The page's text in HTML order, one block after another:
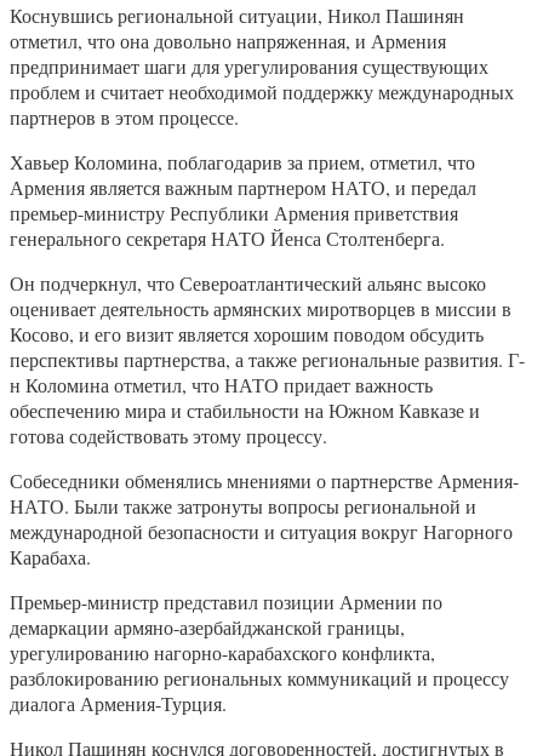
Коснувшись региональной ситуации, Никол Пашинян
отметил, что она довольно напряженная, и Армения
предпринимает шаги для урегулирования существующих
проблем и считает необходимой поддержку международных
партнеров в этом процессе.
Хавьер Коломина, поблагодарив за прием, отметил, что
Армения является важным партнером НАТО, и передал
премьер-министру Республики Армения приветствия
генерального секретаря НАТО Йенса Столтенберга.
Он подчеркнул, что Североатлантический альянс высоко
оценивает деятельность армянских миротворцев в миссии в
Косово, и его визит является хорошим поводом обсудить
перспективы партнерства, а также региональные развития. Г-
н Коломина отметил, что НАТО придает важность
обеспечению мира и стабильности на Южном Кавказе и
готова содействовать этому процессу.
Собеседники обменялись мнениями о партнерстве Армения-
НАТО. Были также затронуты вопросы региональной и
международной безопасности и ситуация вокруг Нагорного
Карабаха.
Премьер-министр представил позиции Армении по
демаркации армяно-азербайджанской границы,
урегулированию нагорно-карабахского конфликта,
разблокированию региональных коммуникаций и процессу
диалога Армения-Турция.
Никол Пашинян коснулся договоренностей, достигнутых в